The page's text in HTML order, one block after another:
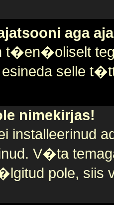
aga
t�en�oliselt
selle
nimekirjas!
V�ta
pole, siis